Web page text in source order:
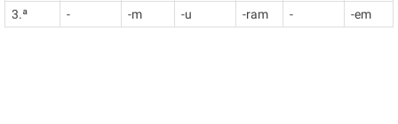
3.ª - -m -u -ram - -em